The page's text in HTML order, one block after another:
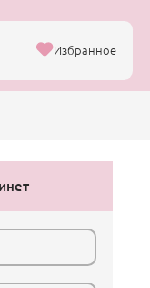
Избранное